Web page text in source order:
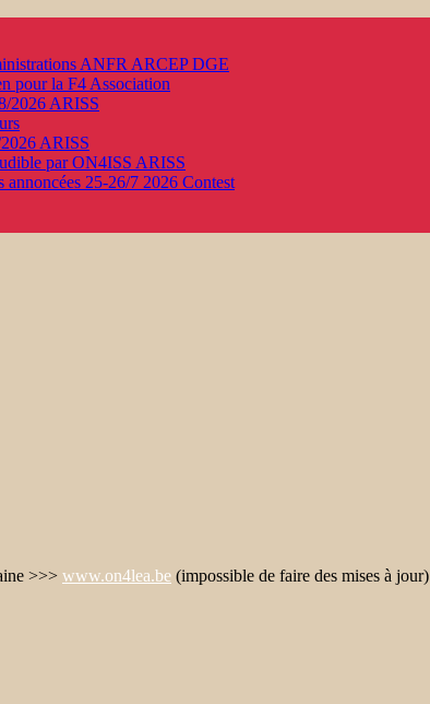
ANFR ARCEP DGE
pour la F4 Association
2026 ARISS
ARISS
par ON4ISS ARISS
25-26/7 2026 Contest
>>> www.on4lea.be (impossible de faire des mises à jour)